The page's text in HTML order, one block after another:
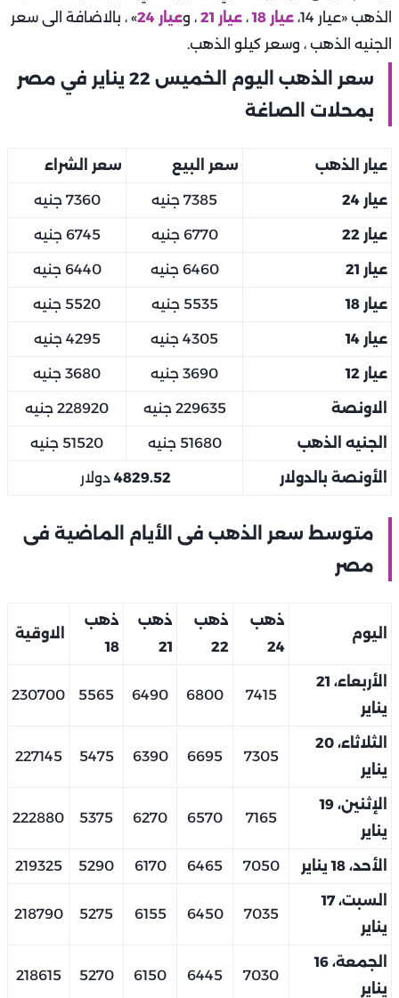
الذهب «عيار 14،
عيار 18 ، عيار 21 ، وعيار 24
» ، بالاضافة الى سعر
الجنيه الذهب ، وسعر كيلو الذهب.
سعر الذهب اليوم الخميس 22 يناير في مصر
بمحلات الصاغة
عيار الذهب سعر البيع سعر الشراء
عيار 24 7385 جنيه 7360 جنيه
عيار 22 6770 جنيه 6745 جنيه
عيار 21 6460 جنيه 6440 جنيه
عيار 18 5535 جنيه 5520 جنيه
عيار 14 4305 جنيه 4295 جنيه
عيار 12 3690 جنيه 3680 جنيه
الاونصة 229635 جنيه 228920 جنيه
الجنيه الذهب 51680 جنيه 51520 جنيه
الأونصة بالدولار 4829.52 دولار
متوسط سعر الذهب فى الأيام الماضية فى
مصر
اليوم
ذهب
24
ذهب
22
ذهب
21
ذهب
18
الاوقية
الأربعاء، 21
يناير
7415
6800
6490
5565
230700
الثلاثاء، 20
يناير
7305
6695
6390
5475
227145
الإثنين، 19
يناير
7165
6570
6270
5375
222880
الأحد، 18 يناير 7050
6465
6170
5290
219325
السبت، 17
يناير
7035
6450
6155
5275
218790
الجمعة، 16
يناير
7030
6445
6150
5270
218615